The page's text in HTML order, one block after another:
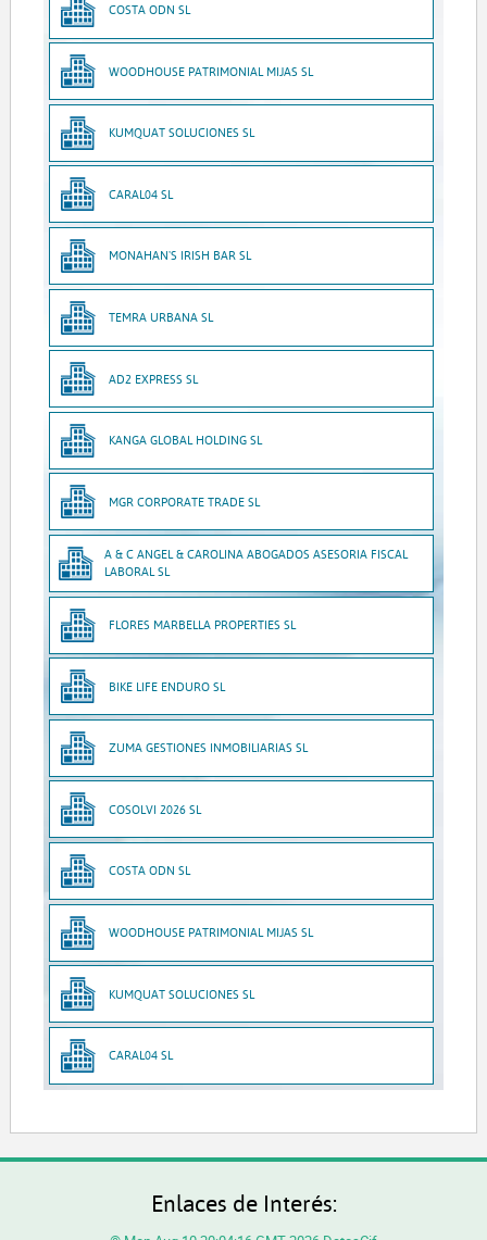
COSTA ODN SL
WOODHOUSE PATRIMONIAL MIJAS SL
KUMQUAT SOLUCIONES SL
CARAL04 SL
MONAHAN'S IRISH BAR SL
TEMRA URBANA SL
AD2 EXPRESS SL
KANGA GLOBAL HOLDING SL
MGR CORPORATE TRADE SL
A & C ANGEL & CAROLINA ABOGADOS ASESORIA FISCAL
LABORAL SL
FLORES MARBELLA PROPERTIES SL
BIKE LIFE ENDURO SL
ZUMA GESTIONES INMOBILIARIAS SL
COSOLVI 2026 SL
COSTA ODN SL
WOODHOUSE PATRIMONIAL MIJAS SL
KUMQUAT SOLUCIONES SL
CARAL04 SL
Enlaces de Interés: